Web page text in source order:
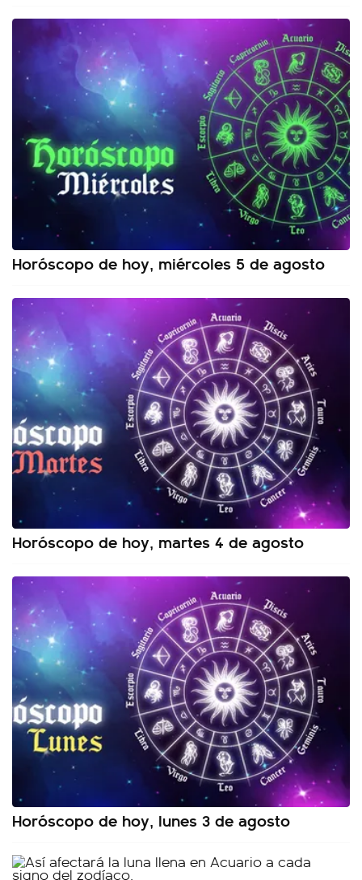
Horóscopo de hoy, miércoles 5 de agosto
Horóscopo de hoy, martes 4 de agosto
Horóscopo de hoy, lunes 3 de agosto